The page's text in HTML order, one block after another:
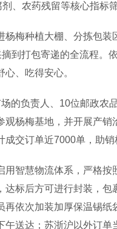
、农药残留等核心指标
梅种植大棚、分拣包装
到打包寄递的全流程。
、吃得安心。
负责人、10位邮政农
杨梅基地，并开展产
交订单近7000单，助销
慧物流体系，严格按
标后方可进行封装，包
依次加装加厚保温锡
送达；苏浙沪以外订